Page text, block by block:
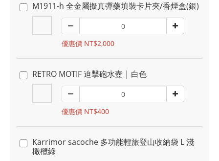
M1911-h 全金屬擬真彈藥填裝卡片夾/香煙盒(銀)
優惠價 NT$2,000
RETRO MOTIF 迫擊砲水壺 | 白色
優惠價 NT$400
Karrimor sacoche 多功能輕旅登山收納袋 L 淺
橄欖綠